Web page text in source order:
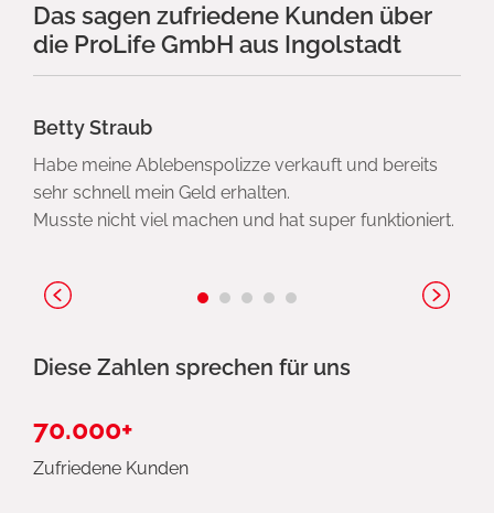
Das sagen zufriedene Kunden über
die ProLife GmbH aus Ingolstadt
Betty Straub
Habe meine Ablebenspolizze verkauft und bereits
sehr schnell mein Geld erhalten.
Musste nicht viel machen und hat super funktioniert.
Diese Zahlen sprechen für uns
70.000+
Zufriedene Kunden